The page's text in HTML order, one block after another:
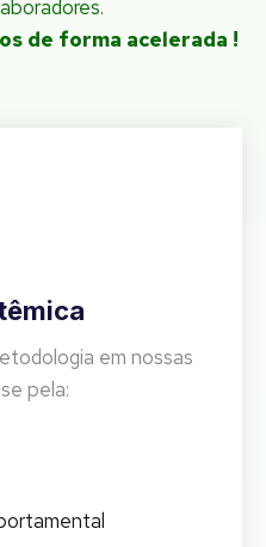
de forma acelerada !
em nossas
pela: